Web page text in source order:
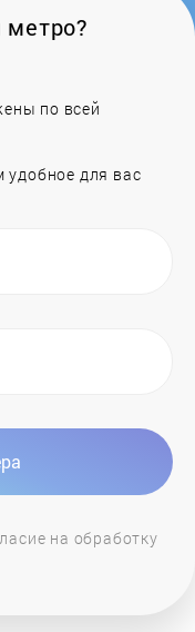
метро?
по всей
удобное для вас
на обработку